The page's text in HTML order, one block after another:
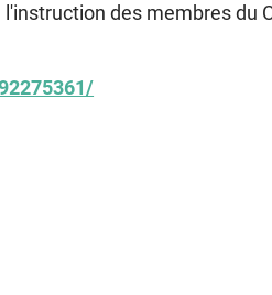
des membres du